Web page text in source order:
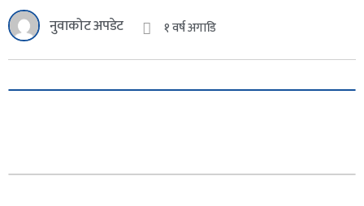
नुवाकोट अपडेट १ वर्ष अगाडि